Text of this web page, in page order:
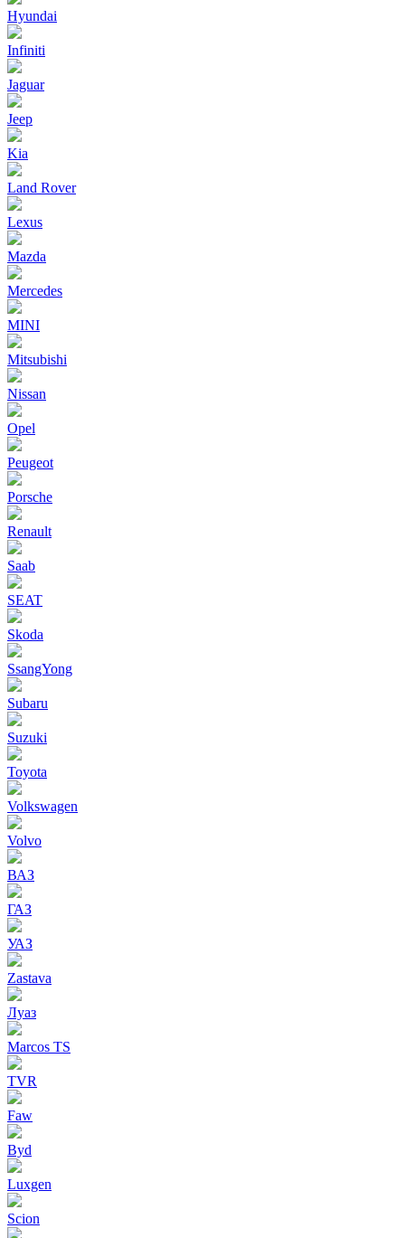
Hyundai
Infiniti
Jaguar
Jeep
Kia
Land Rover
Lexus
Mazda
Mercedes
MINI
Mitsubishi
Nissan
Opel
Peugeot
Porsche
Renault
Saab
SEAT
Skoda
SsangYong
Subaru
Suzuki
Toyota
Volkswagen
Volvo
ВАЗ
ГАЗ
УАЗ
Zastava
Луаз
Marcos TS
TVR
Faw
Byd
Luxgen
Scion